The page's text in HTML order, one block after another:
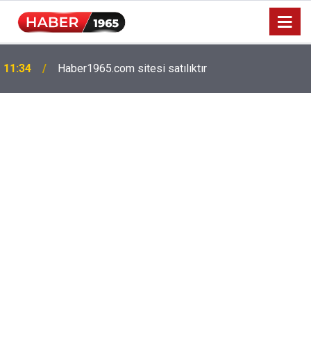
11:34 Haber1965.com sitesi satılıktır
15:52
hesaplarda